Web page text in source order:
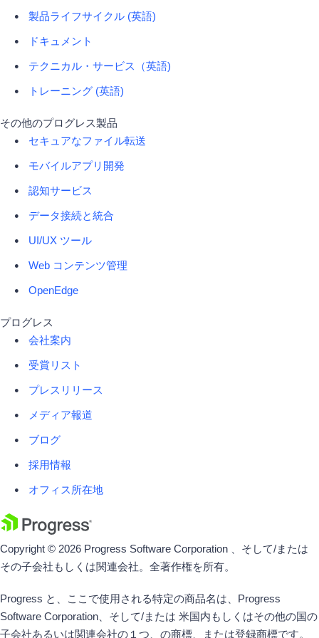
製品ライフサイクル (英語)
ドキュメント
テクニカル・サービス（英語)
トレーニング (英語)
その他のプログレス製品
セキュアなファイル転送
モバイルアプリ開発
認知サービス
データ接続と統合
UI/UX ツール
Web コンテンツ管理
OpenEdge
プログレス
会社案内
受賞リスト
プレスリリース
メディア報道
ブログ
採用情報
オフィス所在地
Copyright © 2026 Progress Software Corporation 、そして/または
その子会社もしくは関連会社。全著作権を所有。
Progress と、ここで使用される特定の商品名は、Progress
Software Corporation、そして/または 米国内もしくはその他の国の
子会社あるいは関連会社の１つ、の商標、または登録商標です。